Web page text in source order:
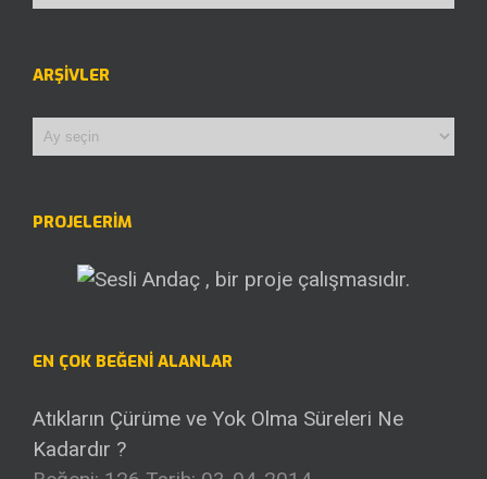
ARŞIVLER
Arşivler
PROJELERİM
EN ÇOK BEĞENI ALANLAR
Atıkların Çürüme ve Yok Olma Süreleri Ne
Kadardır ?